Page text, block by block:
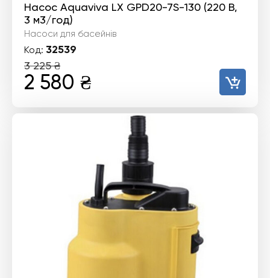
Насос Aquaviva LX GPD20-7S-130 (220 В,
3 м3/год)
Насоси для басейнів
Код: 32539
3 225₴
Оригінальна
ціна:
2 580 ₴
ціна:
580 ₴.